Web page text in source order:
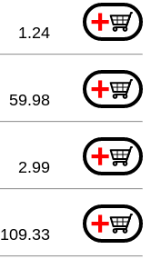
+
1.24
+
59.98
+
2.99
+
109.33